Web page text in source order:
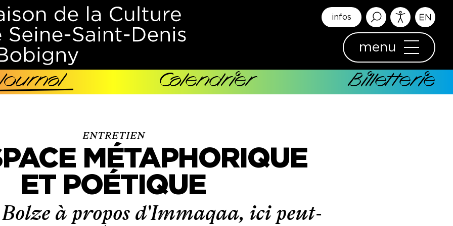
infos
menu
Calendrier Billetterie
ENTRETIEN
MÉTAPHORIQUE
ET POÉTIQUE
à propos d'Immaqaa, ici peut-